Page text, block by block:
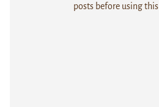
posts before using